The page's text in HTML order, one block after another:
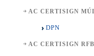
AC CERTISIGN
DPN
AC CERTISIGN RFB